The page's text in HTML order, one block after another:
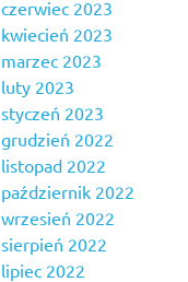
czerwiec 2023
kwiecień 2023
marzec 2023
luty 2023
styczeń 2023
grudzień 2022
listopad 2022
październik 2022
wrzesień 2022
sierpień 2022
lipiec 2022